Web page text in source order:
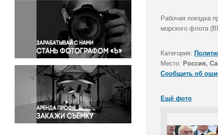
Окружающая среда
Политика
Правосудие
Происшествия и конфликты
Религия
Светская жизнь
Спорт
Экология
Экономика и бизнес
Рабочая поездка
морского флота
Категория:
Место: Россия,
Сообщить об
Ещё фото